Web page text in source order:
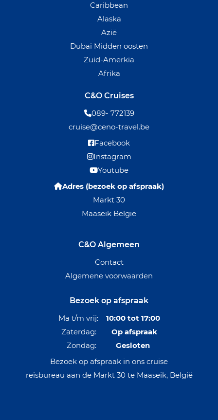
Caribbean
Alaska
Azië
Dubai Midden oosten
Zuid-Amerkia
Afrika
C&O Cruises
089- 772139
cruise@ceno-travel.be
Facebook
Instagram
Youtube
Adres (bezoek op afspraak)
Markt 30
Maaseik België
C&O Algemeen
Contact
Algemene voorwaarden
Bezoek op afspraak
Ma t/m vrij: 10:00 tot 17:00
Zaterdag: Op afspraak
Zondag: Gesloten
Bezoek op afspraak in ons cruise
reisbureau aan de Markt 30 te Maaseik, België